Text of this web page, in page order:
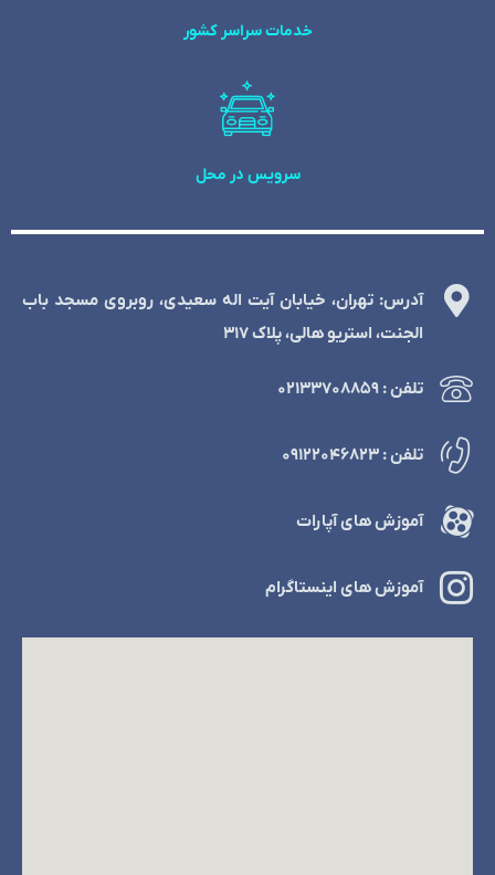
خدمات سراسر کشور
سرویس در محل
آدرس: تهران، خیابان آیت اله سعیدی، روبروی مسجد باب
الجنت، استریو هالی، پلاک 317
تلفن : ۰۲۱۳۳۷۰۸۸۵۹
تلفن : ۰۹۱۲۲۰۴۶۸۲۳
آموزش های آپارات
آموزش های اینستاگرام